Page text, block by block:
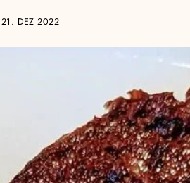
21. DEZ 2022